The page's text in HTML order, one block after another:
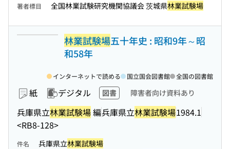
著者標目 全国林業試験研究機関協議会 茨城県林業試験場
林業試験場五十年史 : 昭和9年～昭
和58年
紙 デジタル 図書 障害者向け資料あり
兵庫県立林業試験場編兵庫県立林業試験場1984.1
<RB8-128>
インターネットで読める 国立国会図書館 全国の図書館
件名 兵庫県立林業試験場